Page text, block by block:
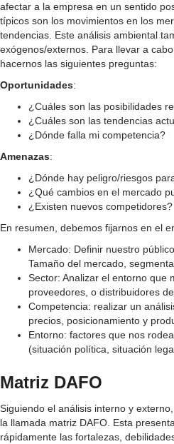
afectar a la empresa en un sentido
típicos son los movimientos en los
tendencias. Este análisis ambiental
exógenos/externos. Para llevar a
hacernos las siguientes preguntas:
Oportunidades:
¿Cuáles son las posibilidades
¿Cuáles son las tendencias
¿Dónde falla mi competencia?
Amenazas:
¿Dónde hay peligro/riesgos
¿Qué cambios en el mercado
¿Existen nuevos competidores?
En resumen, debemos fijarnos en el
Mercado: Definir nuestro
Tamaño del mercado,
Sector: Analizar el entorno que
proveedores, o distribuidores
Competencia: realizar un
precios, posicionamiento y
Entorno: factores que nos
(situación política, situación
Matriz DAFO
Siguiendo el análisis interno y
la llamada matriz DAFO. Esta
rápidamente las fortalezas,